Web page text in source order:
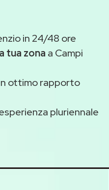
in 24/48 ore
tua zona a Campi
ottimo rapporto
pluriennale